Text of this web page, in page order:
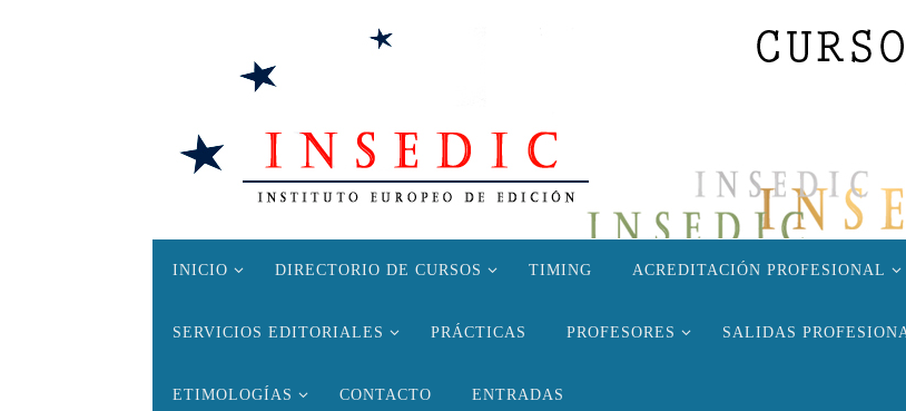
INICIO DIRECTORIO DE CURSOS TIMING ACREDITACIÓN PROFESIONAL
SERVICIOS EDITORIALES PRÁCTICAS PROFESORES SALIDAS
ETIMOLOGÍAS CONTACTO ENTRADAS